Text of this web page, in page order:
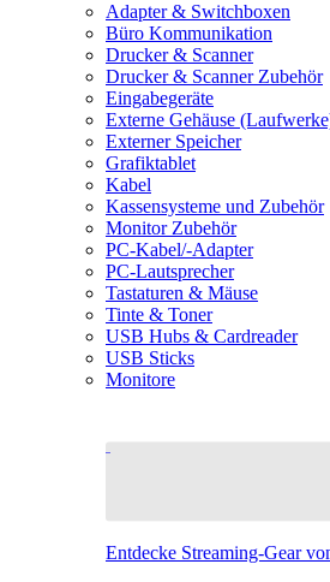
Adapter & Switchboxen
Büro Kommunikation
Drucker & Scanner
Drucker & Scanner Zubehör
Eingabegeräte
Externe Gehäuse
Externer Speicher
Grafiktablet
Kabel
Kassensysteme und Zubehör
Monitor Zubehör
PC-Kabel/-Adapter
PC-Lautsprecher
Tastaturen & Mäuse
Tinte & Toner
USB Hubs & Cardreader
USB Sticks
Monitore
Entdecke Streaming-Gear